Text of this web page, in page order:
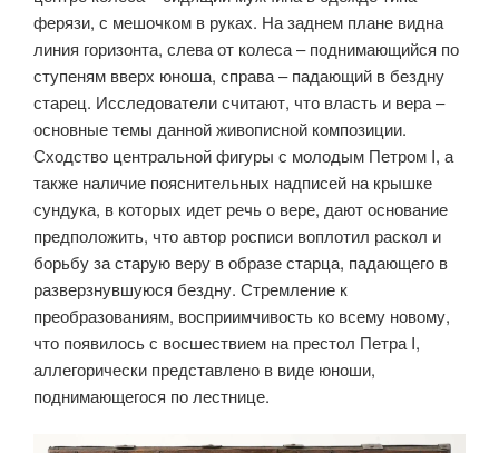
ферязи, с мешочком в руках. На заднем плане видна
линия горизонта, слева от колеса – поднимающийся по
ступеням вверх юноша, справа – падающий в бездну
старец. Исследователи считают, что власть и вера –
основные темы данной живописной композиции.
Сходство центральной фигуры с молодым Петром I, а
также наличие пояснительных надписей на крышке
сундука, в которых идет речь о вере, дают основание
предположить, что автор росписи воплотил раскол и
борьбу за старую веру в образе старца, падающего в
разверзнувшуюся бездну. Стремление к
преобразованиям, восприимчивость ко всему новому,
что появилось с восшествием на престол Петра I,
аллегорически представлено в виде юноши,
поднимающегося по лестнице.